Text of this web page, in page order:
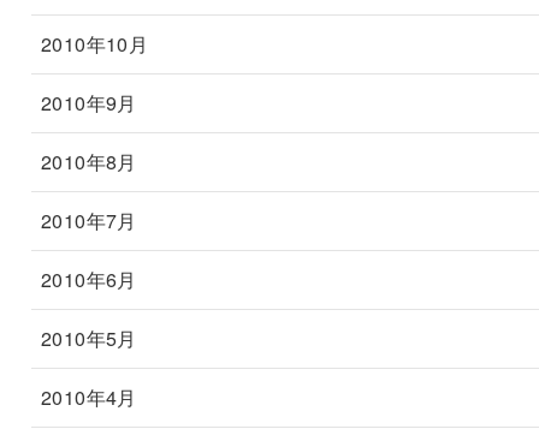
2010年10月
2010年9月
2010年8月
2010年7月
2010年6月
2010年5月
2010年4月